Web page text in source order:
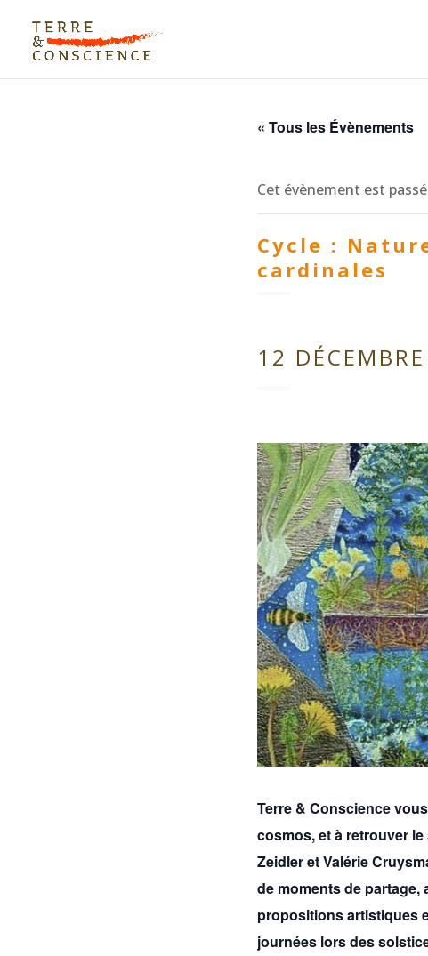
« Tous les Évènements
Cet évènement est
Cycle :
cardinales
12
Terre & Conscience
cosmos, et à retrouver
Zeidler etValérie
de moments de
propositions artistiques
journées lors des